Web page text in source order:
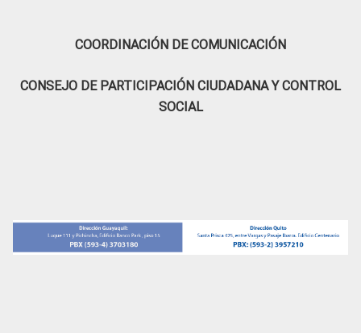
COORDINACIÓN DE COMUNICACIÓN
CONSEJO DE PARTICIPACIÓN CIUDADANA Y CONTROL
SOCIAL